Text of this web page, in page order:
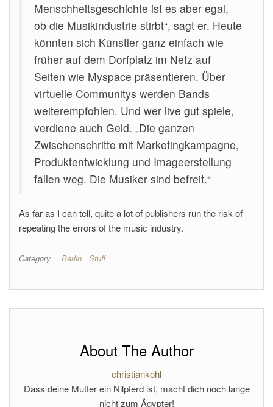
Menschheitsgeschichte ist es aber egal,
ob die Musikindustrie stirbt“, sagt er. Heute
könnten sich Künstler ganz einfach wie
früher auf dem Dorfplatz im Netz auf
Seiten wie Myspace präsentieren. Über
virtuelle Communitys werden Bands
weiterempfohlen. Und wer live gut spiele,
verdiene auch Geld. „Die ganzen
Zwischenschritte mit Marketingkampagne,
Produktentwicklung und Imageerstellung
fallen weg. Die Musiker sind befreit.“
As far as I can tell, quite a lot of publishers run the risk of
repeating the errors of the music industry.
Category Berlin Stuff
About The Author
christiankohl
Dass deine Mutter ein Nilpferd ist, macht dich noch lange
nicht zum Ägypter!